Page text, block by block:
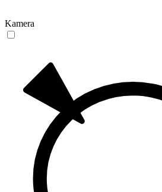
Kamera